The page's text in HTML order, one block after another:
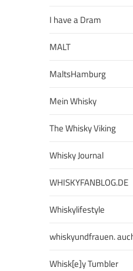
I have a Dram
MALT
MaltsHamburg
Mein Whisky
The Whisky Viking
Whisky Journal
WHISKYFANBLOG.DE
Whiskylifestyle
whiskyundfrauen.
Whisk[e]y Tumbler